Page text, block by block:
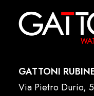
GATTONI
Via Pietro Durio, 5